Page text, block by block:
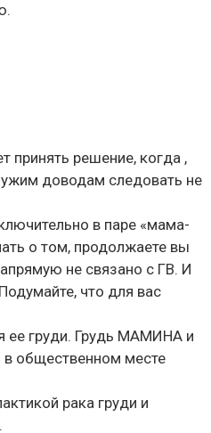
принять решение, когда ,
доводам следовать не
в паре «мама-
о том, продолжаете вы
не связано с ГВ. И
что для вас
ее груди. Грудь МАМИНА и
в общественном месте
рака груди и